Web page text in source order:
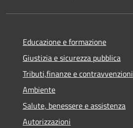
Educazione e formazione
Giustizia e sicurezza pubblica
Tributi,finanze e contravvenzioni
Ambiente
Salute, benessere e assistenza
Autorizzazioni